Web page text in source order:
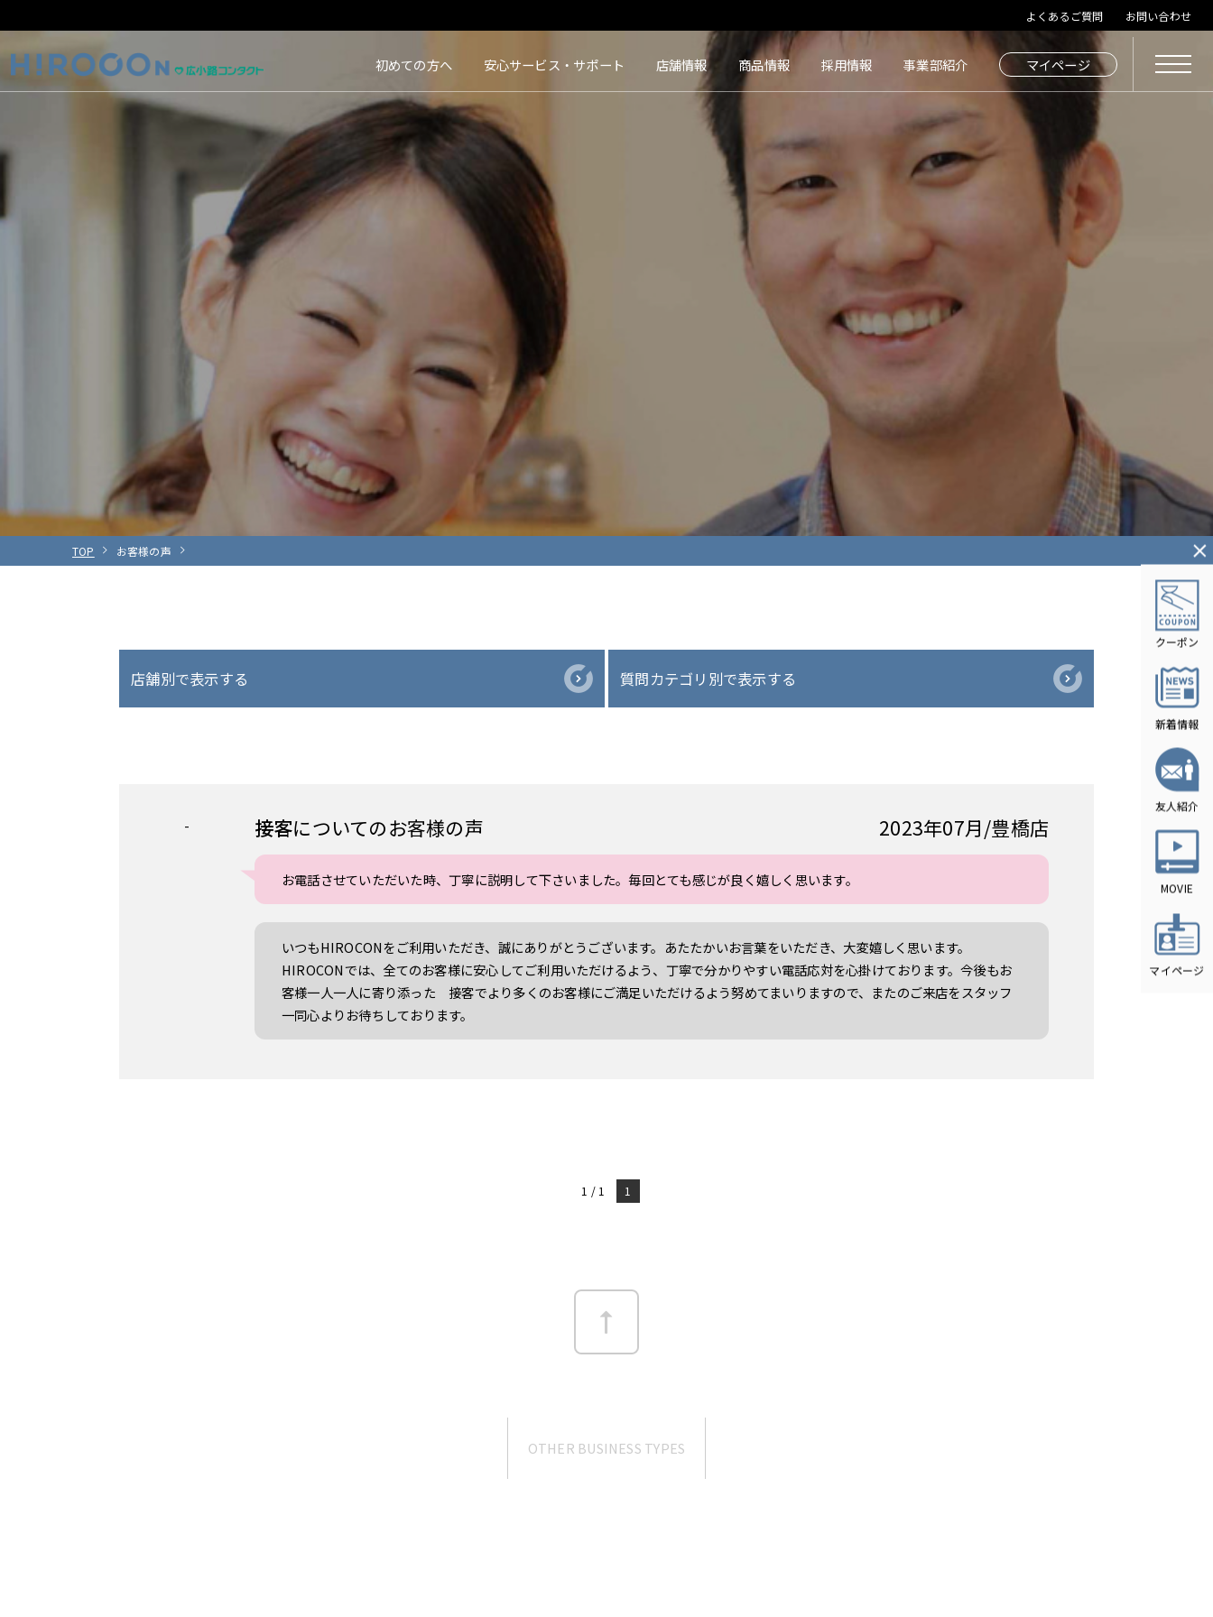
よくあるご質問 お問い合わせ
HIROCON｜広小路コンタクト｜【豊橋・浜松・富山】地域会員数No.1コンタクトレンズ専門店
初めての方へ 安心サービス・サポート 店舗情報 商品情報 採用情報 事業部紹介 マイページ
TOP お客様の声
店舗別で表示する 質問カテゴリ別で表示する
接客についてのお客様の声
- 2023年07月 豊橋店
お電話させていただいた時、丁寧に説明して下さいました。毎回とても感じが良く嬉しく思います。
いつもHIROCONをご利用いただき、誠にありがとうございます。あたたかいお言葉をいただき、大変嬉しく思います。
HIROCONでは、全てのお客様に安心してご利用いただけるよう、丁寧で分かりやすい電話応対を心掛けております。今後もお
客様一人一人に寄り添った 接客でより多くのお客様にご満足いただけるよう努めてまいりますので、またのご来店をスタッフ
一同心よりお待ちしております。
1 / 1 1
OTHER BUSINESS TYPES